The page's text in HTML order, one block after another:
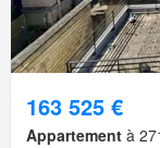
163 525 €
Appartement à